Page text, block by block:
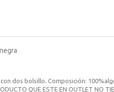
dos bolsillo. Composición:
QUE ESTE EN OUTLET NO